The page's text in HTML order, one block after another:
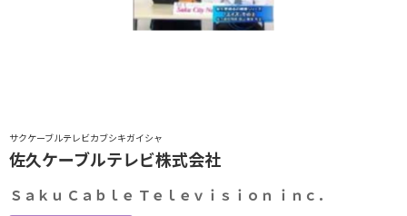
サクケーブルテレビカブシキガイシャ
佐久ケーブルテレビ株式会社
Ｓａｋｕ Ｃａｂｌｅ Ｔｅｌｅｖｉｓｉｏｎ ｉｎｃ．